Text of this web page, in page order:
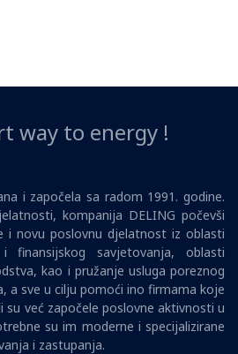
way to energy !
i započela sa radom 1991. godine.
kompanija DELING počevši
i novu poslovnu djelatnost iz oblasti
finansijskog savjetovanja, oblasti
kao i pružanje usluga poreznog
a sve u cilju pomoći ino firmama koje
već započele poslovne aktivnosti u
su im moderne i specijalizirane
i zastupanja.